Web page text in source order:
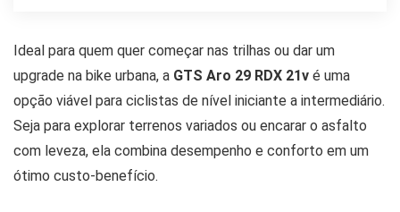
Ideal para quem quer começar nas trilhas ou dar um
upgrade na bike urbana, a GTS Aro 29 RDX 21v é uma
opção viável para ciclistas de nível iniciante a intermediário.
Seja para explorar terrenos variados ou encarar o asfalto
com leveza, ela combina desempenho e conforto em um
ótimo custo-benefício.